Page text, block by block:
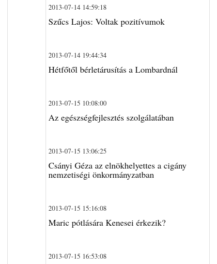
2013-07-14 14:59:18
Szűcs Lajos: Voltak pozitívumok
2013-07-14 19:44:34
Hétfőtől bérletárusítás a Lombardnál
2013-07-15 10:08:00
Az egészségfejlesztés szolgálatában
2013-07-15 13:06:25
Csányi Géza az elnökhelyettes a cigány
nemzetiségi önkormányzatban
2013-07-15 15:16:08
Maric pótlására Kenesei érkezik?
2013-07-15 16:53:08